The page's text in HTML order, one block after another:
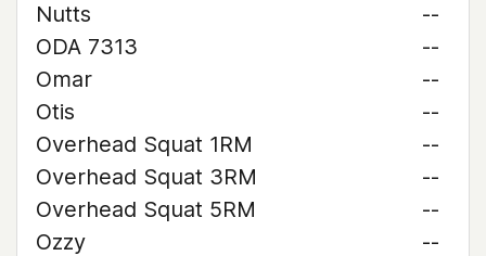
Nutts
--
ODA 7313
--
Omar
--
Otis
--
Overhead Squat 1RM
--
Overhead Squat 3RM
--
Overhead Squat 5RM
--
Ozzy
--